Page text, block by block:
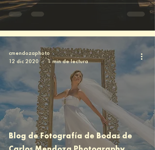
Blog de Fotografía de Bodas de
cmendozaphoto
12 dic 2020
1 min de lectura